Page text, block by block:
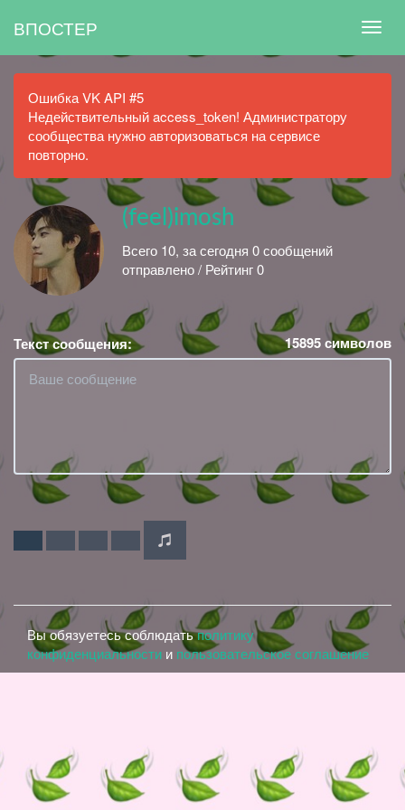
ВПОСТЕР
Ошибка VK API #5
Недействительный access_token! Администратору
сообщества нужно авторизоваться на сервисе
повторно.
(feel)imosh
Всего 10, за сегодня 0 сообщений
отправлено / Рейтинг 0
Текст сообщения: 15895символов
Вы обязуетесь соблюдатьполитику
конфиденциальности и пользовательское соглашение